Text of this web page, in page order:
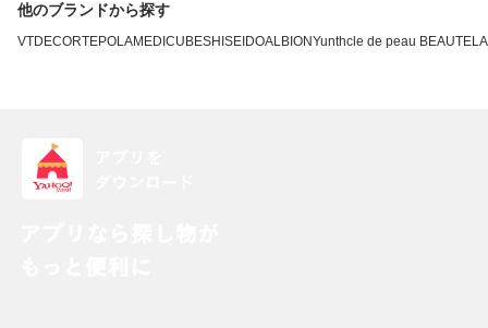
他のブランドから探す
VTDECORTEPOLAMEDICUBESHISEIDOALBIONYunthcle de peau BEAUTE